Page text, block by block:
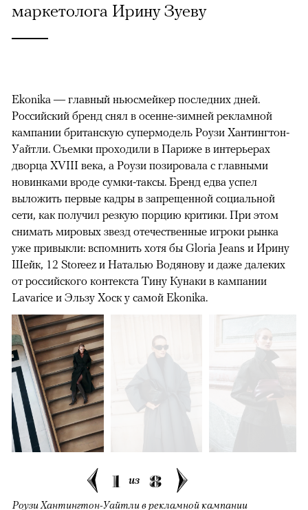
маркетолога Ирину Зуеву
Ekonika — главный ньюсмейкер последних дней.
Российский бренд снял в осенне-зимней рекламной
кампании британскую супермодель Роузи Хантингтон-
Уайтли. Cъемки проходили в Париже в интерьерах
дворца XVIII века, а Роузи позировала с главными
новинками вроде сумки-таксы. Бренд едва успел
выложить первые кадры в запрещенной социальной
сети, как получил резкую порцию критики. При этом
снимать мировых звезд отечественные игроки рынка
уже привыкли: вспомнить хотя бы Gloria Jeans и Ирину
Шейк, 12 Storeez и Наталью Водянову и даже далеких
от российского контекста Тину Кунаки в кампании
Lavarice и Эльзу Хоск у самой Ekonika.
1 из 8
Роузи Хантингтон-Уайтли в рекламной кампании